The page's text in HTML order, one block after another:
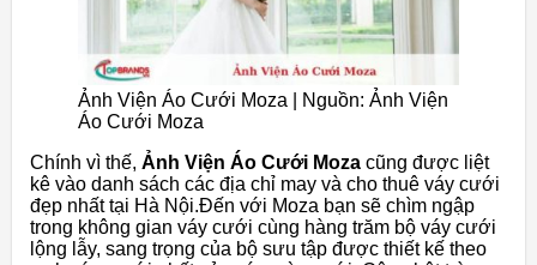
Ảnh Viện Áo Cưới Moza | Nguồn: Ảnh Viện
Áo Cưới Moza
Chính vì thế, Ảnh Viện Áo Cưới Moza cũng được liệt
kê vào danh sách các địa chỉ may và cho thuê váy cưới
đẹp nhất tại Hà Nội.Đến với Moza bạn sẽ chìm ngập
trong không gian váy cưới cùng hàng trăm bộ váy cưới
lộng lẫy, sang trọng của bộ sưu tập được thiết kế theo